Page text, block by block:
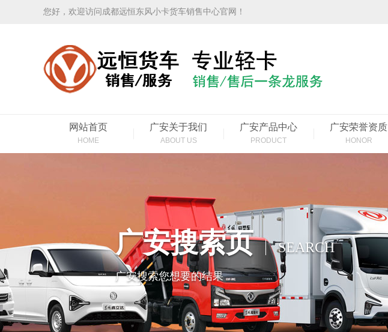
您好，欢迎访问成都远恒东风小卡货车销售中心官网！
网站首页
HOME
广安关于我们
ABOUT US
广安产品中心
PRODUCT
广安荣誉资质
HONOR
广安搜索页 SEARCH
广安搜索您想要的结果